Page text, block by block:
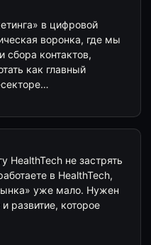
в цифровой
воронка, где мы
сбора контактов,
как главный
HealthTech не застрять
в HealthTech,
уже мало. Нужен
развитие, которое